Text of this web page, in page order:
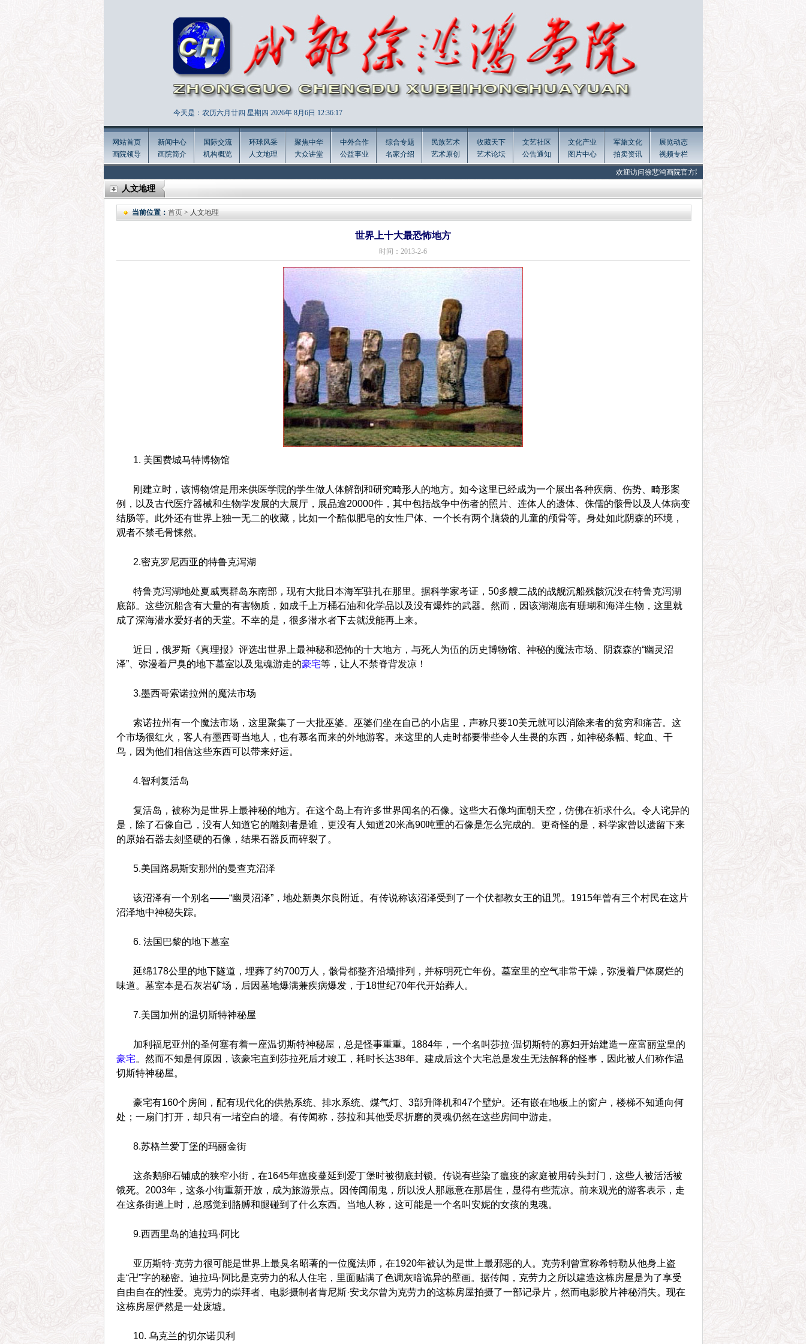
今天是：农历六月廿四 星期四 2026年 8月6日 12:36:18
网站首页
画院领导
新闻中心
画院简介
国际交流
机构概览
环球风采
人文地理
聚焦中华
大众讲堂
中外合作
公益事业
综合专题
名家介绍
民族艺术
艺术原创
收藏天下
艺术论坛
文艺社区
公告通知
文化产业
图片中心
军旅文化
拍卖资讯
展览动态
视频专栏
欢迎访问徐悲鸿画院官方网站 Welcome to the official website of
人文地理
当前位置： 首页> 人文地理
世界上十大最恐怖地方
时间：2013-2-6
1. 美国费城马特博物馆
刚建立时，该博物馆是用来供医学院的学生做人体解剖和研究畸形人的地方。如今这里已经成为一个展出各种疾病、伤势、畸形案
例，以及古代医疗器械和生物学发展的大展厅，展品逾20000件，其中包括战争中伤者的照片、连体人的遗体、侏儒的骸骨以及人体病变
结肠等。此外还有世界上独一无二的收藏，比如一个酷似肥皂的女性尸体、一个长有两个脑袋的儿童的颅骨等。身处如此阴森的环境，
观者不禁毛骨悚然。
2.密克罗尼西亚的特鲁克泻湖
特鲁克泻湖地处夏威夷群岛东南部，现有大批日本海军驻扎在那里。据科学家考证，50多艘二战的战舰沉船残骸沉没在特鲁克泻湖
底部。这些沉船含有大量的有害物质，如成千上万桶石油和化学品以及没有爆炸的武器。然而，因该湖湖底有珊瑚和海洋生物，这里就
成了深海潜水爱好者的天堂。不幸的是，很多潜水者下去就没能再上来。
近日，俄罗斯《真理报》评选出世界上最神秘和恐怖的十大地方，与死人为伍的历史博物馆、神秘的魔法市场、阴森森的“幽灵沼
泽”、弥漫着尸臭的地下墓室以及鬼魂游走的豪宅等，让人不禁脊背发凉！
3.墨西哥索诺拉州的魔法市场
索诺拉州有一个魔法市场，这里聚集了一大批巫婆。巫婆们坐在自己的小店里，声称只要10美元就可以消除来者的贫穷和痛苦。这
个市场很红火，客人有墨西哥当地人，也有慕名而来的外地游客。来这里的人走时都要带些令人生畏的东西，如神秘条幅、蛇血、干
鸟，因为他们相信这些东西可以带来好运。
4.智利复活岛
复活岛，被称为是世界上最神秘的地方。在这个岛上有许多世界闻名的石像。这些大石像均面朝天空，仿佛在祈求什么。令人诧异的
是，除了石像自己，没有人知道它的雕刻者是谁，更没有人知道20米高90吨重的石像是怎么完成的。更奇怪的是，科学家曾以遗留下来
的原始石器去刻坚硬的石像，结果石器反而碎裂了。
5.美国路易斯安那州的曼查克沼泽
该沼泽有一个别名——“幽灵沼泽”，地处新奥尔良附近。有传说称该沼泽受到了一个伏都教女王的诅咒。1915年曾有三个村民在这片
沼泽地中神秘失踪。
6. 法国巴黎的地下墓室
延绵178公里的地下隧道，埋葬了约700万人，骸骨都整齐沿墙排列，并标明死亡年份。墓室里的空气非常干燥，弥漫着尸体腐烂的
味道。墓室本是石灰岩矿场，后因墓地爆满兼疾病爆发，于18世纪70年代开始葬人。
7.美国加州的温切斯特神秘屋
加利福尼亚州的圣何塞有着一座温切斯特神秘屋，总是怪事重重。1884年，一个名叫莎拉·温切斯特的寡妇开始建造一座富丽堂皇的
豪宅。然而不知是何原因，该豪宅直到莎拉死后才竣工，耗时长达38年。建成后这个大宅总是发生无法解释的怪事，因此被人们称作温
切斯特神秘屋。
豪宅有160个房间，配有现代化的供热系统、排水系统、煤气灯、3部升降机和47个壁炉。还有嵌在地板上的窗户，楼梯不知通向何
处；一扇门打开，却只有一堵空白的墙。有传闻称，莎拉和其他受尽折磨的灵魂仍然在这些房间中游走。
8.苏格兰爱丁堡的玛丽金街
这条鹅卵石铺成的狭窄小街，在1645年瘟疫蔓延到爱丁堡时被彻底封锁。传说有些染了瘟疫的家庭被用砖头封门，这些人被活活被
饿死。2003年，这条小街重新开放，成为旅游景点。因传闻闹鬼，所以没人那愿意在那居住，显得有些荒凉。前来观光的游客表示，走
在这条街道上时，总感觉到胳膊和腿碰到了什么东西。当地人称，这可能是一个名叫安妮的女孩的鬼魂。
9.西西里岛的迪拉玛·阿比
亚历斯特·克劳力很可能是世界上最臭名昭著的一位魔法师，在1920年被认为是世上最邪恶的人。克劳利曾宣称希特勒从他身上盗
走“卍”字的秘密。迪拉玛·阿比是克劳力的私人住宅，里面贴满了色调灰暗诡异的壁画。据传闻，克劳力之所以建造这栋房屋是为了享受
自由自在的性爱。克劳力的崇拜者、电影摄制者肯尼斯·安戈尔曾为克劳力的这栋房屋拍摄了一部记录片，然而电影胶片神秘消失。现在
这栋房屋俨然是一处废墟。
10. 乌克兰的切尔诺贝利